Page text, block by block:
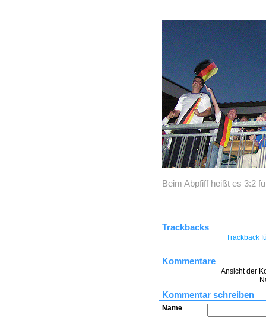
Beim Abpfiff heißt es 3:2
Trackbacks
Trackback
Kommentare
Ansicht der
Kommentar schreiben
Name